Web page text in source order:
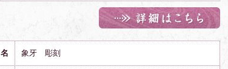
名 象牙 彫刻